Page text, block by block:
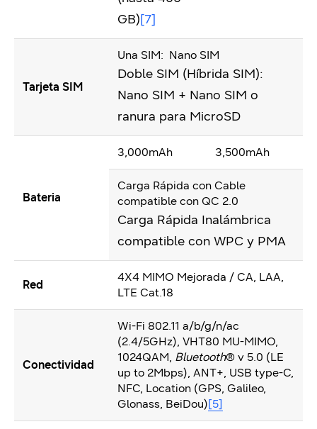
GB)[7]
Tarjeta SIM
Una SIM: Nano SIM
Doble SIM (Híbrida SIM):
Nano SIM + Nano SIM o
ranura para MicroSD
Bateria
3,000mAh 3,500mAh
Carga Rápida con Cable
compatible con QC 2.0
Carga Rápida Inalámbrica
compatible con WPC y PMA
Red
4X4 MIMO Mejorada / CA, LAA,
LTE Cat.18
Conectividad
Wi-Fi 802.11 a/b/g/n/ac
(2.4/5GHz), VHT80 MU-MIMO,
1024QAM, Bluetooth® v 5.0 (LE
up to 2Mbps), ANT+, USB type-C,
NFC, Location (GPS, Galileo,
Glonass, BeiDou)[5]